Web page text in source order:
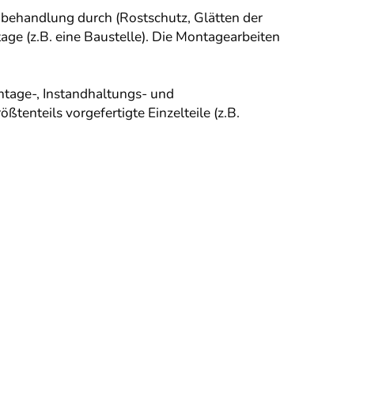
durch (Rostschutz, Glätten der
(z.B. eine Baustelle). Die Montagearbeiten
, Instandhaltungs- und
vorgefertigte Einzelteile (z.B.